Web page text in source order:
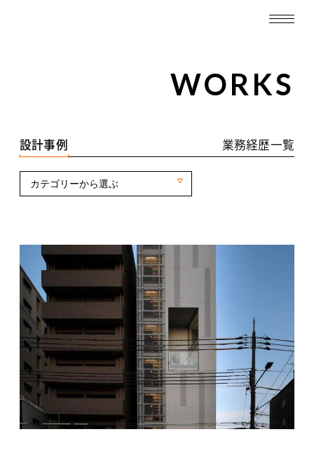
業務経歴一覧
ABOUT
SERVICE
RECRUIT
NEWS
CONTACT
WORKS
設計事例 業務経歴一覧
カテゴリーから選ぶ